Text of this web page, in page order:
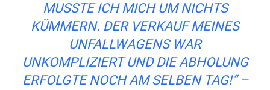
MUSSTE ICH MICH UM NICHTS
KÜMMERN. DER VERKAUF MEINES
UNFALLWAGENS WAR
UNKOMPLIZIERT UND DIE ABHOLUNG
ERFOLGTE NOCH AM SELBEN TAG!“ –